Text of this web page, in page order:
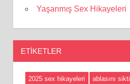
Yaşanmış Sex Hikayeleri
ETIKETLER
2025 sex hikayeleri
ablasını sikti